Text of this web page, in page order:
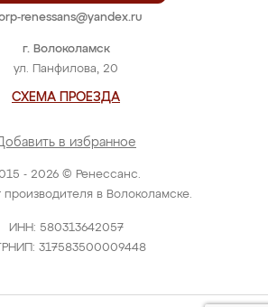
- 2026 © Ренессанс.
в Волоколамске.
ИНН: 580313642057
317583500009448
г. Волоколамск
ул. Панфилова, 20
СХЕМА ПРОЕЗДА
в избранное
renessans@yandex.ru